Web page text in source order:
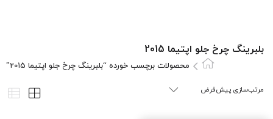
بلبرينگ چرخ جلو اپتيما 2015
محصولات برچسب خورده “بلبرينگ چرخ جلو اپتيما 2015”